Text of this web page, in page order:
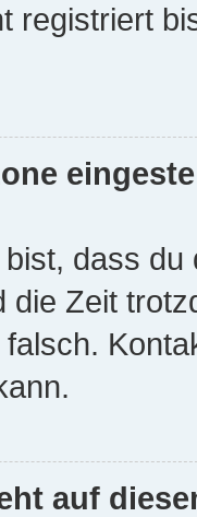
registriert
dass
die Zeit
auf